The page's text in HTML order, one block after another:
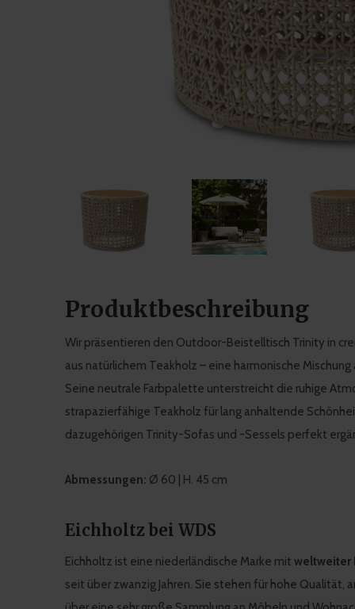
Produktbeschreibung
Wir präsentieren den Outdoor-Beistelltisch Trinity in
aus natürlichem Teakholz – eine harmonische
Seine neutrale Farbpalette unterstreicht die ruhige
strapazierfähige Teakholz für lang anhaltende
dazugehörigen Trinity-Sofas und -Sessels perfekt
Abmessungen: Ø 60 | H. 45 cm
Eichholtz bei WDS
Eichholtz ist eine niederländische Marke mit weltweiter
seit über zwanzig Jahren. Sie stehen für hohe Qualität,